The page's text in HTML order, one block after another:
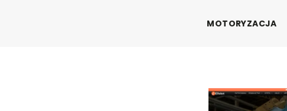
MOTORYZACJA